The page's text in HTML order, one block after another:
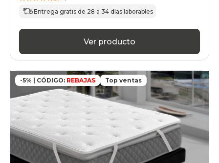
Entrega gratis de 28 a 34 días laborables
Ver producto
-5% | CÓDIGO: REBAJAS Top ventas